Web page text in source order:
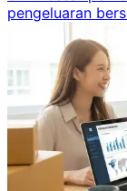
pengeluaran